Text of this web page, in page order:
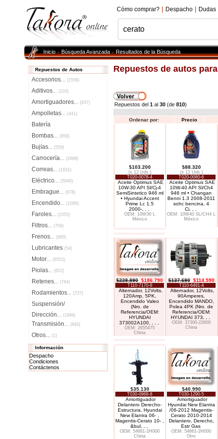
Cómo comprar? | Despacho | Dudas
Inicio»Búsqueda Avanzada»Resultados de la Búsqueda
Repuestos de Autos
Accesorios... (1556)
Aditivos... (103)
Amortiguadores... (837)
Ampolletas... (441)
Batería
Bombas... (958)
Bujías... (559)
Carrocería... (2696)
Correas... (1831)
Eléctrico... (5040)
Embrague... (678)
Encendido... (1086)
Faroles... (1555)
Filtros... (756)
Frenos... (890)
Lubricantes (54)
Motor... (8553)
Piolas... (652)
Retenes... (764)
Rodamientos... (737)
Suspensión/
Dirección... (1699)
Transmisión... (849)
Otros... (1)
Información
Despacho
Condiciones
Contáctenos
Repuestos de autos
Repuestos del 1 al 30 (de 810)
Ordenar por: Precio
$103.200
(x 12 Uds.)
T020-0078-4
Aceite Optimus SAE
10W-30 API Sl/Cj-4
SemiSintetico 946 ml
• Hyundai Accent
Prime Lc 1.5
2000-. . .
OEM: 10W30 L
México
$88.320
(x 12 Uds.)
T020-0080-6
Aceite Optimus SAE
10W-40 API Sl/Ch4
946 ml • Changan
Benni 1.3 2008-2011
sohc bencina, 4
Ci. . .
OEM: 10W40 SL/CH4 L
México
$228.890 $186.790
T110-7170-8
Alternador, 12Volts,
120Amp, 5PK,
Encendido Valeo
(Nro. de
Referencia/OEM:
HYUNDAI
373002A100,
OEM: 2655475
China
$137.690 $114.590
T110-6491-4
Alternador, 12Volts,
90Amperes,
Encendido MANDO,
Polea 4PK (Nro. de
Referencia/OEM:
HYUNDAI 373
OEM: 37300-22600
China
$35.130
T030-0968-8
Amortiguador
Delantero Derecho-
Estructura, Hyundai
New Elantra 06- ,
Magentis-Cerato 10- ,
&bul. . .
OEM: 54661-2H000
China
$40.990
T030-1290-5
Amortiguador
Hyundai New Elantra
/06-2012 Magentis-
Cerato 2010-2014
Delantero, Derecho,
Estr Gas
OEM: 54661-2H000
Otro